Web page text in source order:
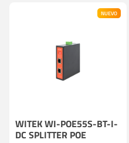
NUEVO
WITEK WI-POE55S-BT-I-
DC SPLITTER POE